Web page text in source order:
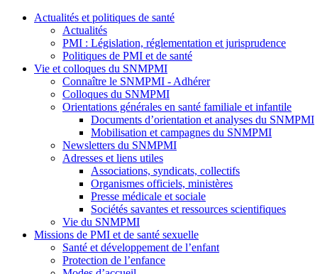
Actualités et politiques de santé
Actualités
PMI : Législation, réglementation et jurisprudence
Politiques de PMI et de santé
Vie et colloques du SNMPMI
Connaître le SNMPMI - Adhérer
Colloques du SNMPMI
Orientations générales en santé familiale et infantile
Documents d’orientation et analyses du SNMPMI
Mobilisation et campagnes du SNMPMI
Newsletters du SNMPMI
Adresses et liens utiles
Associations, syndicats, collectifs
Organismes officiels, ministères
Presse médicale et sociale
Sociétés savantes et ressources scientifiques
Vie du SNMPMI
Missions de PMI et de santé sexuelle
Santé et développement de l’enfant
Protection de l’enfance